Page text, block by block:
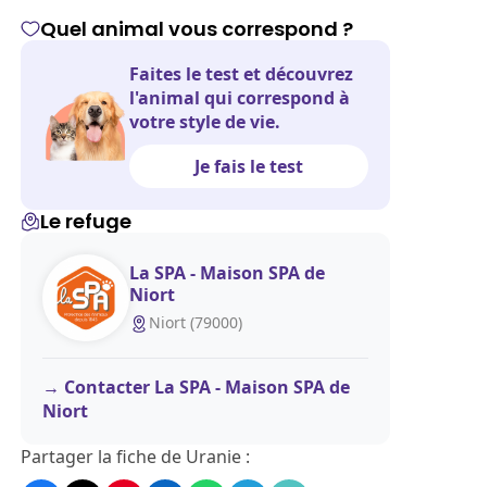
Quel animal vous correspond ?
Faites le test et découvrez
l'animal qui correspond à
votre style de vie.
Je fais le test
Le refuge
La SPA - Maison SPA de
Niort
Niort (79000)
Contacter La SPA - Maison SPA de
Niort
Partager la fiche de Uranie :